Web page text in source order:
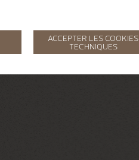
ACCEPTER LES COOKIES
TECHNIQUES